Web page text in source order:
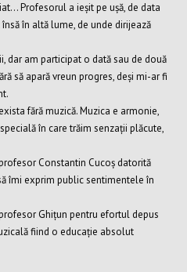
Profesorul a ieșit pe ușă, de data
în altă lume, de unde dirijează
dar am participat o dată sau de două
să apară vreun progres, deși mi-ar fi
fără muzică. Muzica e armonie,
în care trăim senzații plăcute,
Constantin Cucoș datorită
îmi exprim public sentimentele în
Ghițun pentru efortul depus
fiind o educație absolut